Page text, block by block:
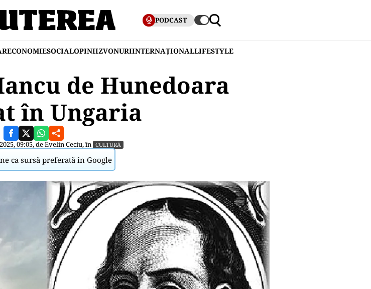
PODCAST
ECONOMIESOCIALOPINIIZVONURIINTERNAȚIONALLIFESTYLE
de Hunedoara
în Ungaria
09:05, deEvelin Ceciu, în CULTURĂ
ca sursă preferată în Google